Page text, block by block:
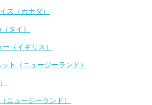
ス（カナダ）
タイ）
（イギリス）
ト（ニュージーランド）
ニュージーランド）